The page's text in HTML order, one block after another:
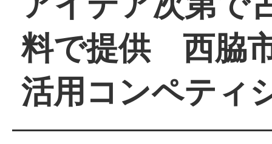
料で提供 西脇
活用コンペティ